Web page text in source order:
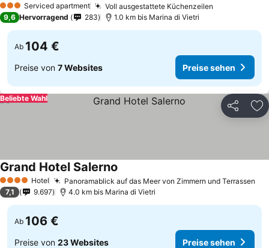
3 SterneServiced apartment Voll ausgestattete Küchenzeilen
9,6 Hervorragend 283 1.0 km bis Marina di Vietri
Ab 104 €
Preise von 7 Websites Preise sehen
Teilen
Beliebte Wahl
4 Sterne Hotel Panoramablick auf das Meer von Zimmern und Terrassen
Grand Hotel Salerno
7,1 9.697 4.0 km bis Marina di Vietri
Ab 106 €
Preise von 23 Websites Preise sehen